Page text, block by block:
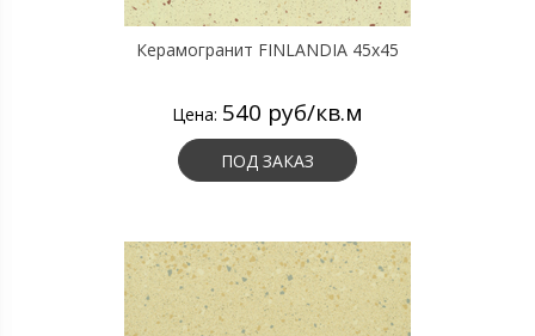
Керамогранит FINLANDIA 45х45
Цена: 540 руб/кв.м
ПОД ЗАКАЗ